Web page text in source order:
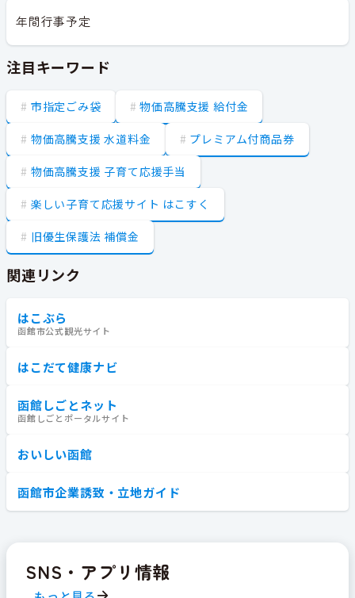
年間行事予定
注目キーワード
市指定ごみ袋 物価高騰支援 給付金
物価高騰支援 水道料金 プレミアム付商品券
物価高騰支援 子育て応援手当
楽しい子育て応援サイト はこすく
旧優生保護法 補償金
関連リンク
はこぶら
函館市公式観光サイト
はこだて健康ナビ
函館しごとネット
函館しごとポータルサイト
おいしい函館
函館市企業誘致・立地ガイド
SNS・アプリ情報